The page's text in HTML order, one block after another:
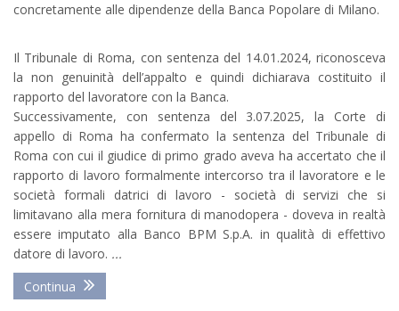
concretamente alle dipendenze della Banca Popolare di Milano.
Il Tribunale di Roma, con sentenza del 14.01.2024, riconosceva
la non genuinità dell’appalto e quindi dichiarava costituito il
rapporto del lavoratore con la Banca.
Successivamente, con sentenza del 3.07.2025, la Corte di
appello di Roma ha confermato la sentenza del Tribunale di
Roma con cui il giudice di primo grado aveva ha accertato che il
rapporto di lavoro formalmente intercorso tra il lavoratore e le
società formali datrici di lavoro - società di servizi che si
limitavano alla mera fornitura di manodopera - doveva in realtà
essere imputato alla Banco BPM S.p.A. in qualità di effettivo
datore di lavoro. ...
Continua